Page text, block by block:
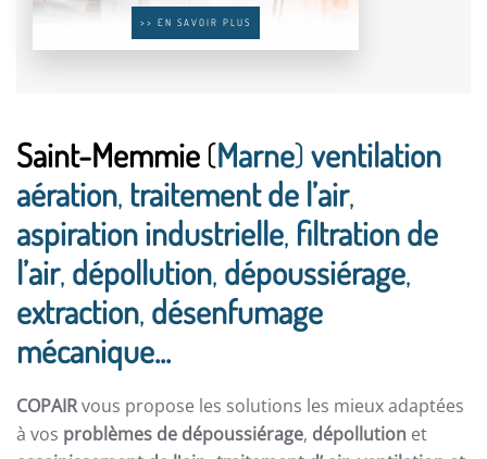
>> EN SAVOIR PLUS
Saint-Memmie(Marne)ventilation
aération, traitement de l’air,
aspiration industrielle, filtration de
l’air, dépollution, dépoussiérage,
extraction, désenfumage
mécanique...
COPAIRvous propose les solutions les mieux adaptées
à vos problèmes de dépoussiérage, dépollution et